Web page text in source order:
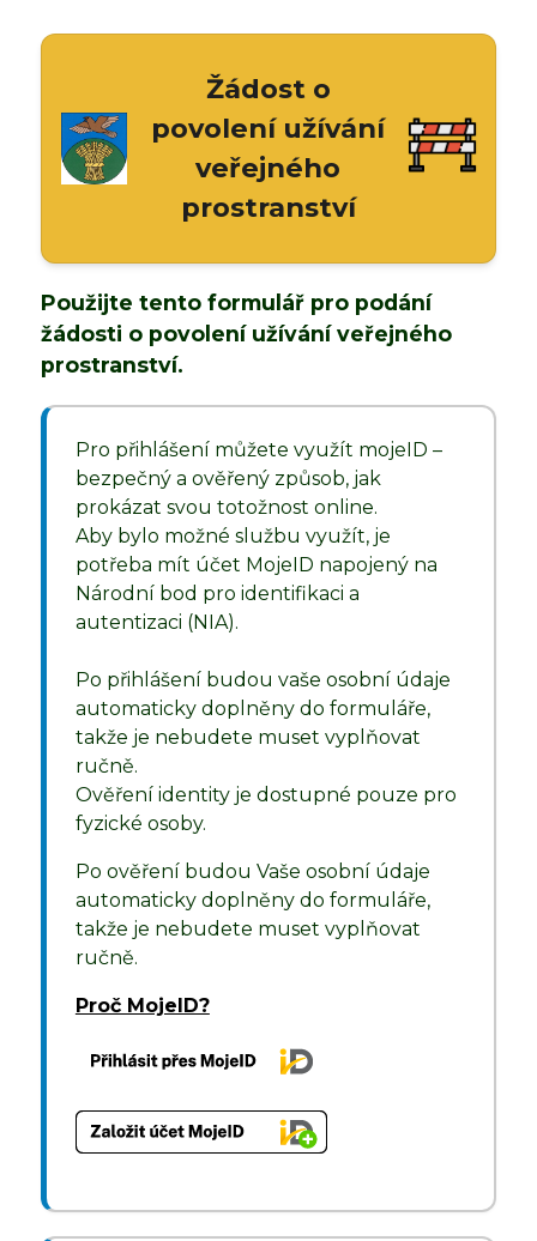
Žádost o
povolení užívání
veřejného
prostranství
Použijte tento formulář pro podání
žádosti o povolení užívání veřejného
prostranství.
Pro přihlášení můžete využít mojeID –
bezpečný a ověřený způsob, jak
prokázat svou totožnost online.
Aby bylo možné službu využít, je
potřeba mít účet MojeID napojený na
Národní bod pro identifikaci a
autentizaci (NIA).
Po přihlášení budou vaše osobní údaje
automaticky doplněny do formuláře,
takže je nebudete muset vyplňovat
ručně.
Ověření identity je dostupné pouze pro
fyzické osoby.
Po ověření budou Vaše osobní údaje
automaticky doplněny do formuláře,
takže je nebudete muset vyplňovat
ručně.
Proč MojeID?